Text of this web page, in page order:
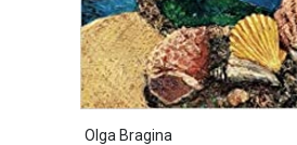
Olga Bragina